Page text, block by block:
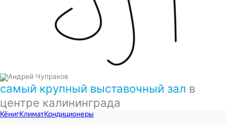
самый крупный выставочный зал в
центре калининграда
КёнигКлимат
Кондиционеры в Калининграде